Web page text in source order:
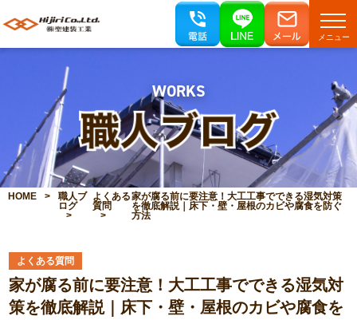
メニュー
WORKS
HOME
職人ブ
ログ
よくある
質問
家が腐る前に要注意！大工工事でできる湿気対策
を徹底解説｜床下・壁・屋根のカビや腐食を防ぐ
方法
よくある質問
家が腐る前に要注意！大工工事でできる湿気対
策を徹底解説｜床下・壁・屋根のカビや腐食を